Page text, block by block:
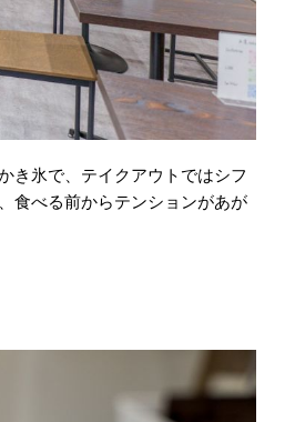
き氷で、テイクアウトではシフ
食べる前からテンションがあが